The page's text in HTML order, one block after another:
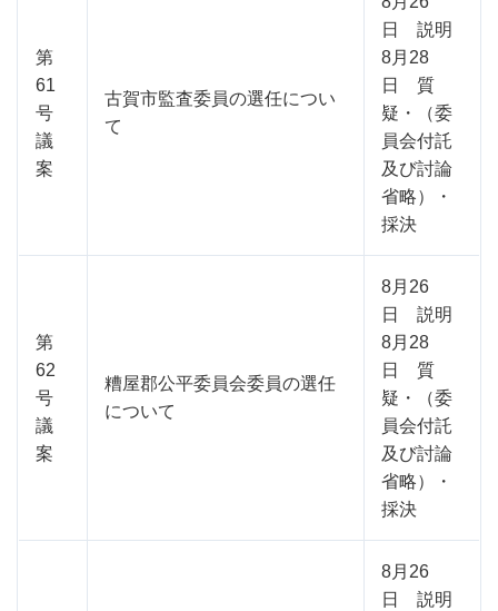
第
61
号
議
案
古賀市監査委員の選任につい
て
日 説明
8月28
日 質
疑・（委
員会付託
及び討論
省略）・
採決
第
62
号
議
案
糟屋郡公平委員会委員の選任
について
8月26
日 説明
8月28
日 質
疑・（委
員会付託
及び討論
省略）・
採決
8月26
日 説明